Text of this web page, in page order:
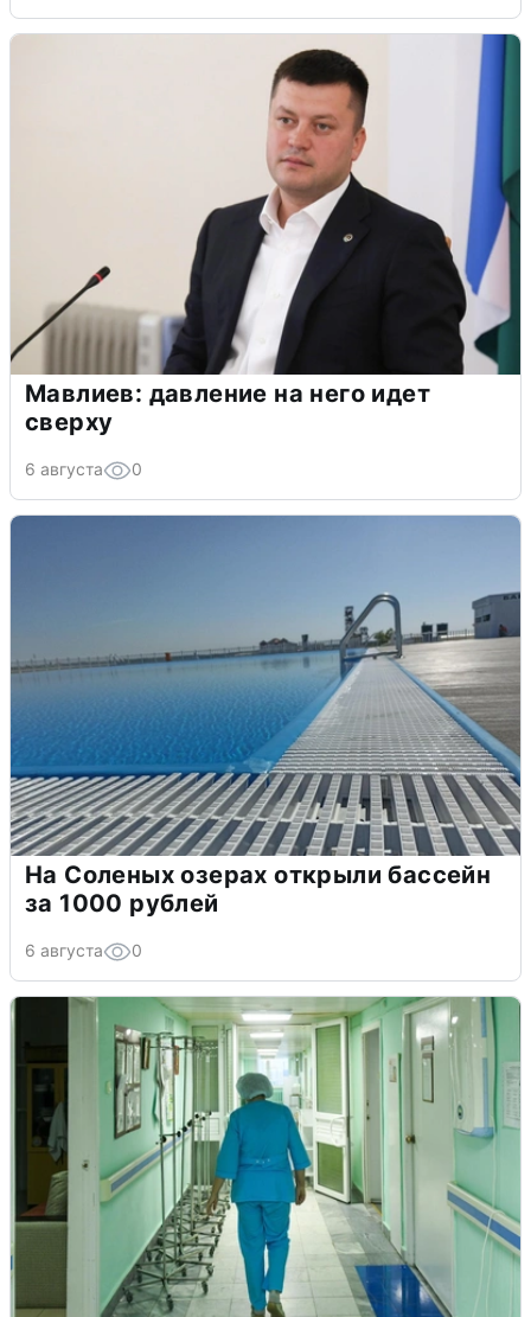
Мавлиев: давление на него идет
сверху
6 августа 0
На Соленых озерах открыли бассейн
за 1000 рублей
6 августа 0